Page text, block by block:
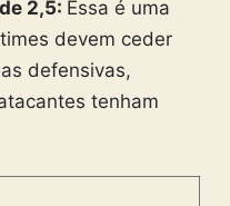
2,5: Essa é uma
devem ceder
defensivas,
tenham